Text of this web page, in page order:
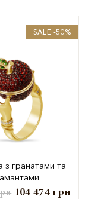
SALE -50%
з гранатами та
104 474грн